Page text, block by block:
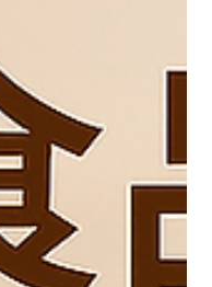
生徒さんと一緒に期間限定
！